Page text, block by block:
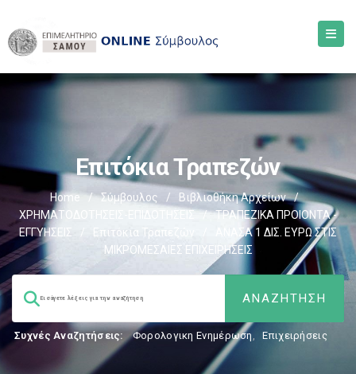
Επιτόκια Τραπεζών
Home / Σύμβουλος / Βιβλιοθήκη Αρχείων
/
ΧΡΗΜΑΤΟΔΟΤΗΣΕΙΣ-ΕΠΙΔΟΤΗΣΕΙΣ
/
ΤΡΑΠΕΖΙΚΑ ΠΡΟΙΟΝΤΑ -
ΕΓΓΥΗΣΕΙΣ
/ Επιτόκια Τραπεζών
ΑΝΑΣΑ 1 ΔΙΣ. ΕΥΡΩ ΣΤΙΣ
ΜΙΚΡΟΜΕΣΑΙΕΣ ΕΠΙΧΕΙΡΗΣΕΙΣ
Συχνές Αναζητήσεις: Φορολογικη Ενημέρωση, Επιχειρήσεις